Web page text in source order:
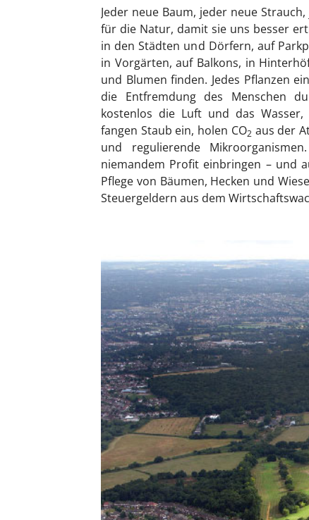
Jeder neue Baum, jeder neue
für die Natur, damit sie uns besser
in den Städten und Dörfern, auf
in Vorgärten, auf Balkons, in
und Blumen finden. Jedes Pflanzen
die Entfremdung des Menschen
kostenlos die Luft und das
fangen Staub ein, holen CO2 aus der
und regulierende
niemandem Profit einbringen – und
Pflege von Bäumen, Hecken und
Steuergeldern aus dem